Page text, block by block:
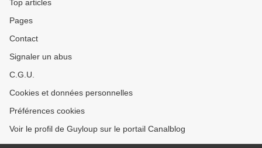
Top articles
Pages
Contact
Signaler un abus
C.G.U.
Cookies et données personnelles
Préférences cookies
Voir le profil de Guyloup sur le portail Canalblog